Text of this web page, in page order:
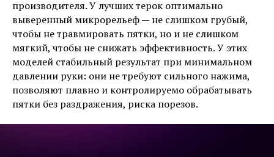
производителя. У лучших терок оптимально
выверенный микрорельеф — не слишком грубый,
чтобы не травмировать пятки, но и не слишком
мягкий, чтобы не снижать эффективность. У этих
моделей стабильный результат при минимальном
давлении руки: они не требуют сильного нажима,
позволяют плавно и контролируемо обрабатывать
пятки без раздражения, риска порезов.